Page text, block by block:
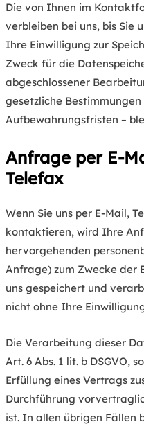
Die von Ihnen im
verbleiben bei uns, bis Sie
Ihre Einwilligung zur
Zweck für die
abgeschlossener
gesetzliche Bestimmungen
Aufbewahrungsfristen –
Anfrage per E-
Telefax
Wenn Sie uns per E-Mail,
kontaktieren, wird Ihre
hervorgehenden
Anfrage) zum Zwecke der
uns gespeichert und
nicht ohne Ihre
Die Verarbeitung dieser
Art. 6 Abs. 1 lit. b DSGVO,
Erfüllung eines Vertrags
Durchführung
ist. In allen übrigen Fällen